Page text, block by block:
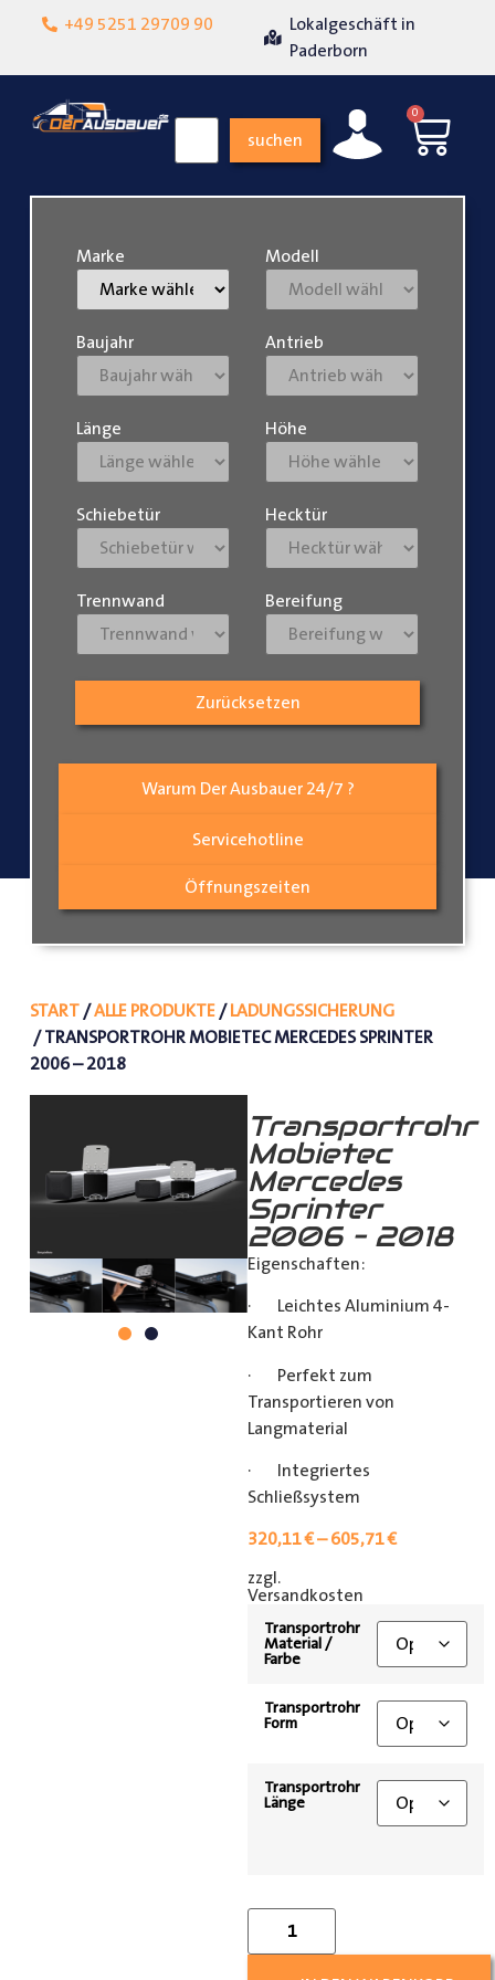
+49 5251 29709 90Lokalgeschäft in
Paderborn
suchen
0
Warum Der Ausbauer 24/7 ?
Servicehotline
Öffnungszeiten
Marke Modell
Baujahr Antrieb
Länge Höhe
Schiebetür Hecktür
Trennwand Bereifung
Zurücksetzen
START/ALLE PRODUKTE/LADUNGSSICHERUNG
/ TRANSPORTROHR MOBIETEC MERCEDES SPRINTER
2006 – 2018
Transportrohr
Mobietec
Mercedes
Sprinter
2006 – 2018
Eigenschaften:
· Leichtes Aluminium 4-
Kant Rohr
· Perfekt zum
Transportieren von
Langmaterial
· Integriertes
Schließsystem
320,11€–605,71€
zzgl.
Versandkosten
Transportrohr
Material /
Farbe
Transportrohr
Form
Transportrohr
Länge